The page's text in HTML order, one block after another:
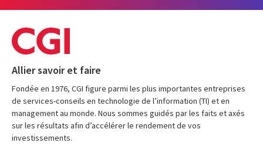
Allier savoir et faire
Fondée en 1976, CGI figure parmi les plus importantes entreprises
de services-conseils en technologie de l’information (TI) et en
management au monde. Nous sommes guidés par les faits et axés
sur les résultats afin d’accélérer le rendement de vos
investissements.